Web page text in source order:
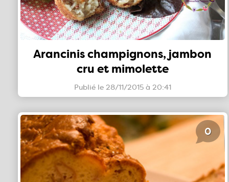
Arancinis champignons, jambon
cru et mimolette
Publié le 28/11/2015 à 20:41
0